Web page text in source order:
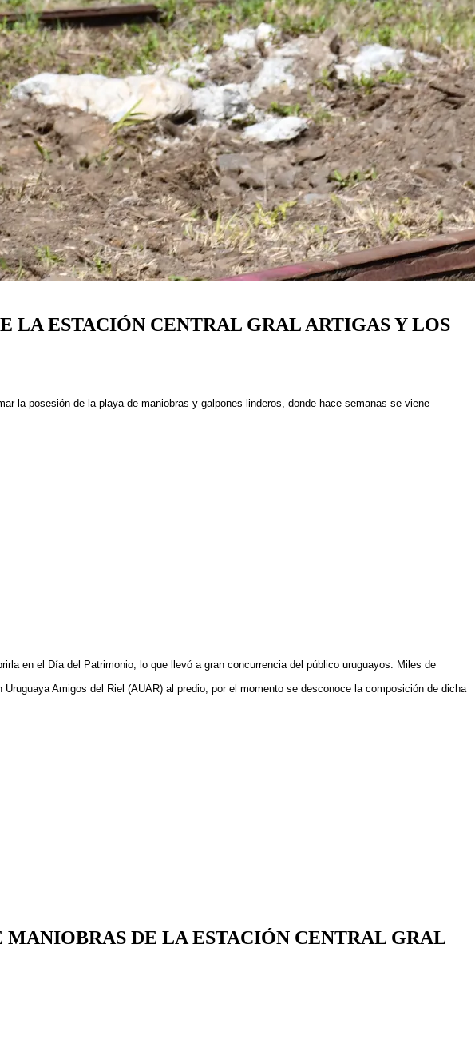
LA ESTACIÓN CENTRAL GRAL ARTIGAS Y LOS
la posesión de la playa de maniobras y galpones linderos, donde hace semanas se viene
en el Día del Patrimonio, lo que llevó a gran concurrencia del público uruguayos. Miles de
Amigos del Riel (AUAR) al predio, por el momento se desconoce la composición de dicha
MANIOBRAS DE LA ESTACIÓN CENTRAL GRAL